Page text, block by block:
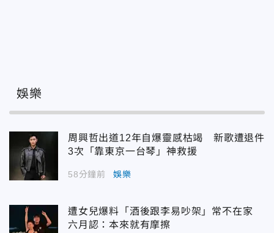
娛樂
周興哲出道12年自爆靈感枯竭 新歌遭退件
3次「靠東京一台琴」神救援
58分鐘前 娛樂
遭女兒爆料「酒後跟李易吵架」常不在家
六月認：本來就有摩擦